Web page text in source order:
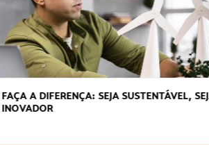
FAÇA A DIFERENÇA: SEJA SUSTENTÁVEL, SEJA
INOVADOR